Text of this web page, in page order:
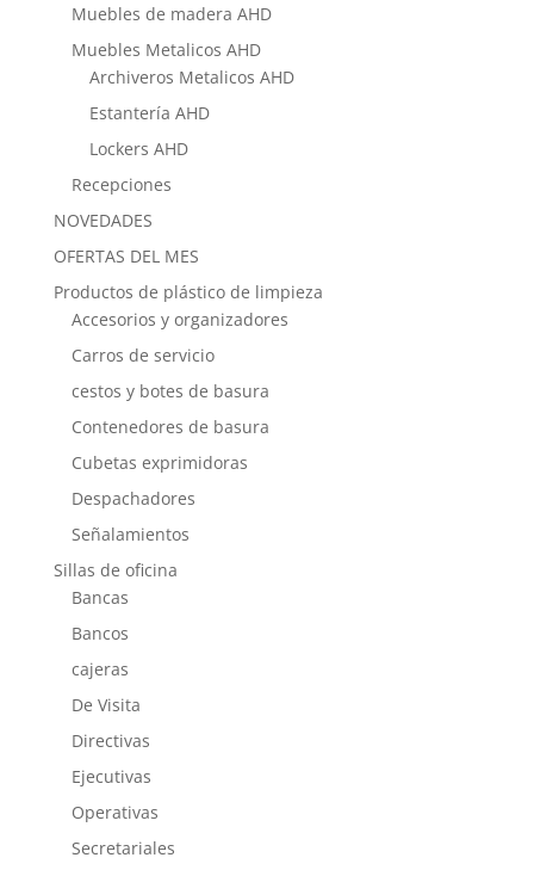
Muebles de madera AHD
Muebles Metalicos AHD
Archiveros Metalicos AHD
Estantería AHD
Lockers AHD
Recepciones
NOVEDADES
OFERTAS DEL MES
Productos de plástico de limpieza
Accesorios y organizadores
Carros de servicio
cestos y botes de basura
Contenedores de basura
Cubetas exprimidoras
Despachadores
Señalamientos
Sillas de oficina
Bancas
Bancos
cajeras
De Visita
Directivas
Ejecutivas
Operativas
Secretariales